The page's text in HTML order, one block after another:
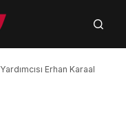
Erhan Karaal